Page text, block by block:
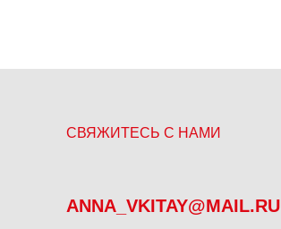
СВЯЖИТЕСЬ С НАМИ
ANNA_VKITAY@MAIL.RU